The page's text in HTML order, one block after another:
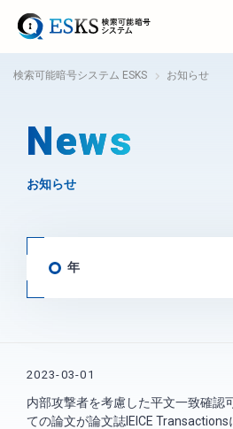
検索可能暗号システム ESKS お知らせ
News
お知らせ
年
2023-03-01
内部攻撃者を考慮した平文一致確認
ての論文が論文誌IEICE Transactions